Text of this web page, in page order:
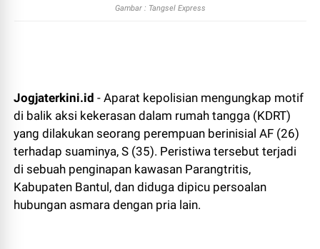
Gambar : Tangsel Express
Jogjaterkini.id - Aparat kepolisian mengungkap motif
di balik aksi kekerasan dalam rumah tangga (KDRT)
yang dilakukan seorang perempuan berinisial AF (26)
terhadap suaminya, S (35). Peristiwa tersebut terjadi
di sebuah penginapan kawasan Parangtritis,
Kabupaten Bantul, dan diduga dipicu persoalan
hubungan asmara dengan pria lain.